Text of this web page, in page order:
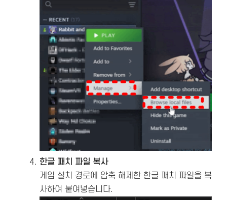
한글 패치 파일 복사
게임 설치 경로에 압축 해제한 한글 패치 파일을 복
사하여 붙여넣습니다.